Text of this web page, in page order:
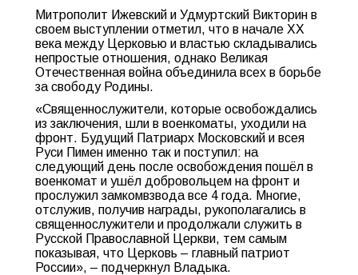
Митрополит Ижевский и Удмуртский Викторин в
своем выступлении отметил, что в начале ХХ
века между Церковью и властью складывались
непростые отношения, однако Великая
Отечественная война объединила всех в борьбе
за свободу Родины.
«Священнослужители, которые освобождались
из заключения, шли в военкоматы, уходили на
фронт. Будущий Патриарх Московский и всея
Руси Пимен именно так и поступил: на
следующий день после освобождения пошёл в
военкомат и ушёл добровольцем на фронт и
прослужил замкомвзвода все 4 года. Многие,
отслужив, получив награды, рукополагались в
священнослужители и продолжали служить в
Русской Православной Церкви, тем самым
показывая, что Церковь – главный патриот
России», – подчеркнул Владыка.